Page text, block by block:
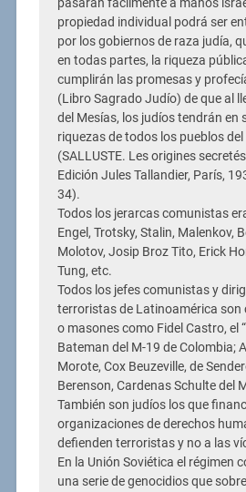
pasarán fácilmente a manos
propiedad individual podrá ser
por los gobiernos de raza judía,
en todas partes, la riqueza
cumplirán las promesas y
(Libro Sagrado Judío) de que al
del Mesías, los judíos tendrán en
riquezas de todos los pueblos del
(SALLUSTE. Les origines
Edición Jules Tallandier, París,
34).
Todos los jerarcas comunistas
Engel, Trotsky, Stalin, Malenkov,
Molotov, Josip Broz Tito, Erick
Tung, etc.
Todos los jefes comunistas y
terroristas de Latinoamérica son
o masones como Fidel Castro, el
Bateman del M-19 de Colombia;
Morote, Cox Beuzeville, de
Berenson, Cardenas Schulte del
También son judíos los que
organizaciones de derechos
defienden terroristas y no a las
En la Unión Soviética el régimen
una serie de genocidios que